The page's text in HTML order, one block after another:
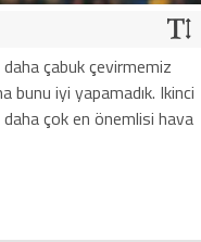
çabuk çevirmemiz
bunu iyi yapamadık. Ikinci
çok en önemlisi hava